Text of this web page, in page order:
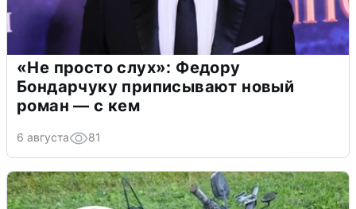
«Не просто слух»: Федору
Бондарчуку приписывают новый
роман — с кем
6 августа 81